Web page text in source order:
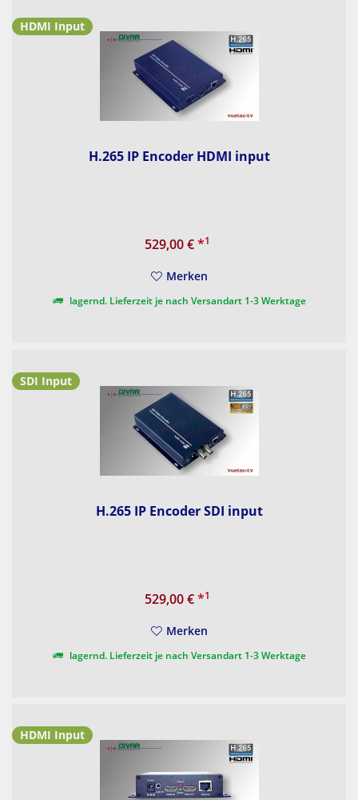
HDMI Input
H.265 IP Encoder HDMI input
529,00 €*1
Merken
lagernd. Lieferzeit je nach Versandart 1-3 Werktage
SDI Input
H.265 IP Encoder SDI input
529,00 €*1
Merken
lagernd. Lieferzeit je nach Versandart 1-3 Werktage
HDMI Input